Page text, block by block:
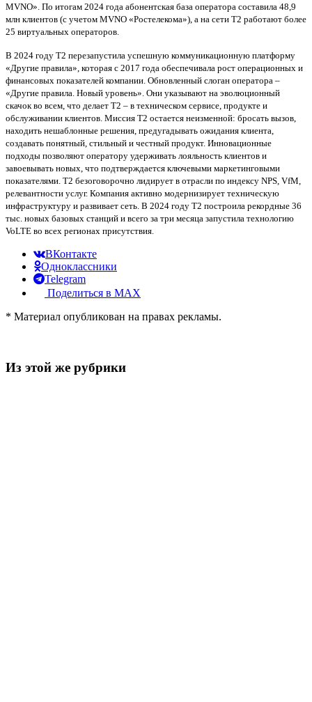
MVNO». По итогам 2024 года абонентская база оператора составила 48,9
млн клиентов (с учетом MVNO «Ростелекома»), а на сети Т2 работают более
25 виртуальных операторов.
В 2024 году T2 перезапустила успешную коммуникационную платформу
«Другие правила», которая с 2017 года обеспечивала рост операционных и
финансовых показателей компании. Обновленный слоган оператора –
«Другие правила. Новый уровень». Они указывают на эволюционный
скачок во всем, что делает Т2 – в техническом сервисе, продукте и
обслуживании клиентов. Миссия T2 остается неизменной: бросать вызов,
находить нешаблонные решения, предугадывать ожидания клиента,
создавать понятный, стильный и честный продукт. Инновационные
подходы позволяют оператору удерживать лояльность клиентов и
завоевывать новых, что подтверждается ключевыми маркетинговыми
показателями. T2 безоговорочно лидирует в отрасли по индексу NPS, VfM,
релевантности услуг. Компания активно модернизирует техническую
инфраструктуру и развивает сеть. В 2024 году Т2 построила рекордные 36
тыс. новых базовых станций и всего за три месяца запустила технологию
VoLTE во всех регионах присутствия.
ВКонтакте
Одноклассники
Telegram
Поделиться в MAX
* Материал опубликован на правах рекламы.
Из этой же рубрики